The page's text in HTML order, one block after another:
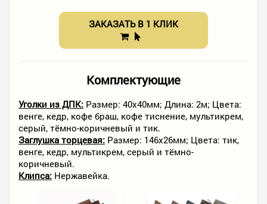
ЗАКАЗАТЬ В 1 КЛИК
Комплектующие
Уголки из ДПК: Размер: 40х40мм; Длина: 2м; Цвета:
венге, кедр, кофе браш, кофе тиснение, мультикрем,
серый, тёмно-коричневый и тик.
Заглушка торцевая: Размер: 146х26мм; Цвета: тик,
венге, кедр, мультикрем, серый и тёмно-
коричневый.
Клипса: Нержавейка.